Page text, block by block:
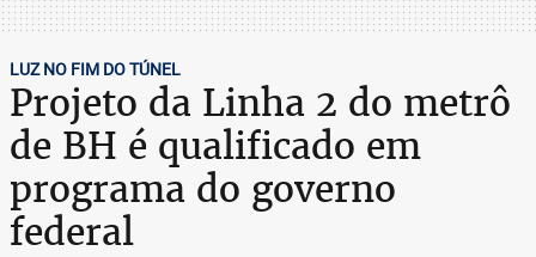
LUZ NO FIM DO TÚNEL
Projeto da Linha 2 do metrô
de BH é qualificado em
programa do governo
federal